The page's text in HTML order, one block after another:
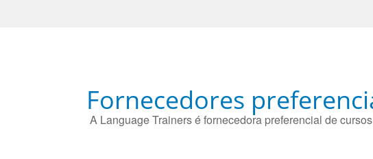
Fornecedores
A Language Trainers é fornecedora preferencial de